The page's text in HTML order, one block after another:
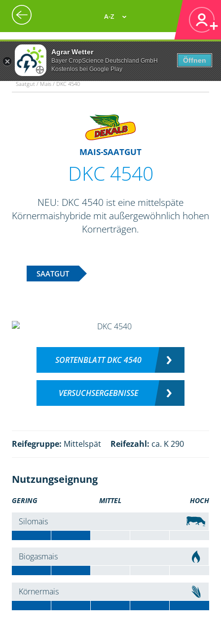
Agrar Wetter
Bayer CropScience Deutschland GmbH
Kostenlos bei Google Play
Öffnen
A-Z
Saatgut / Mais / DKC 4540
MAIS-SAATGUT
DKC 4540
NEU: DKC 4540 ist eine mittelspäte
Körnermaishybride mit außergewöhnlich hohen
Kornerträgen.
SAATGUT
SORTENBLATT DKC 4540
VERSUCHSERGEBNISSE
Reifegruppe: Mittelspät Reifezahl: ca. K 290
Nutzungseignung
GERING MITTEL HOCH
Silomais
Biogasmais
Körnermais